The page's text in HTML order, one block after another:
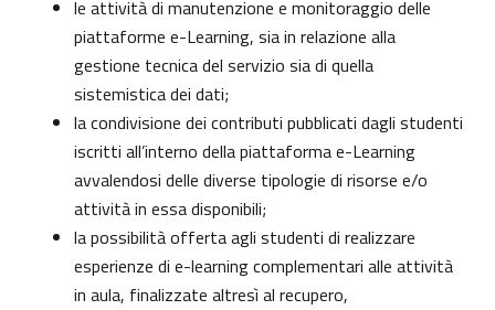
le attività di manutenzione e monitoraggio delle
piattaforme e-Learning, sia in relazione alla
gestione tecnica del servizio sia di quella
sistemistica dei dati;
la condivisione dei contributi pubblicati dagli studenti
iscritti all’interno della piattaforma e-Learning
avvalendosi delle diverse tipologie di risorse e/o
attività in essa disponibili;
la possibilità offerta agli studenti di realizzare
esperienze di e-learning complementari alle attività
in aula, finalizzate altresì al recupero,